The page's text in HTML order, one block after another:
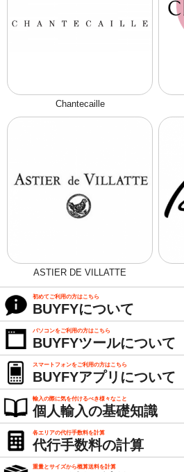
Chantecaille
ASTIER DE VILLATTE
初めてご利用の方はこちら
BUYFYについて
パソコンをご利用の方はこちら
BUYFYツールについて
スマートフォンをご利用の方はこちら
BUYFYアプリについて
輸入の際に気を付けるべき様々なこと
個人輸入の基礎知識
各エリアの代行手数料を計算
代行手数料の計算
重量とサイズから概算送料を計算